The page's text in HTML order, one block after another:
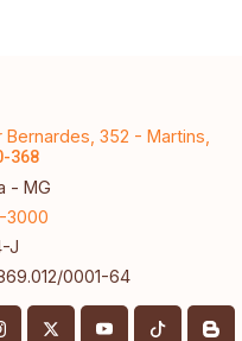
Bernardes, 352 - Martins,
368
- MG
3000
J
0001-64